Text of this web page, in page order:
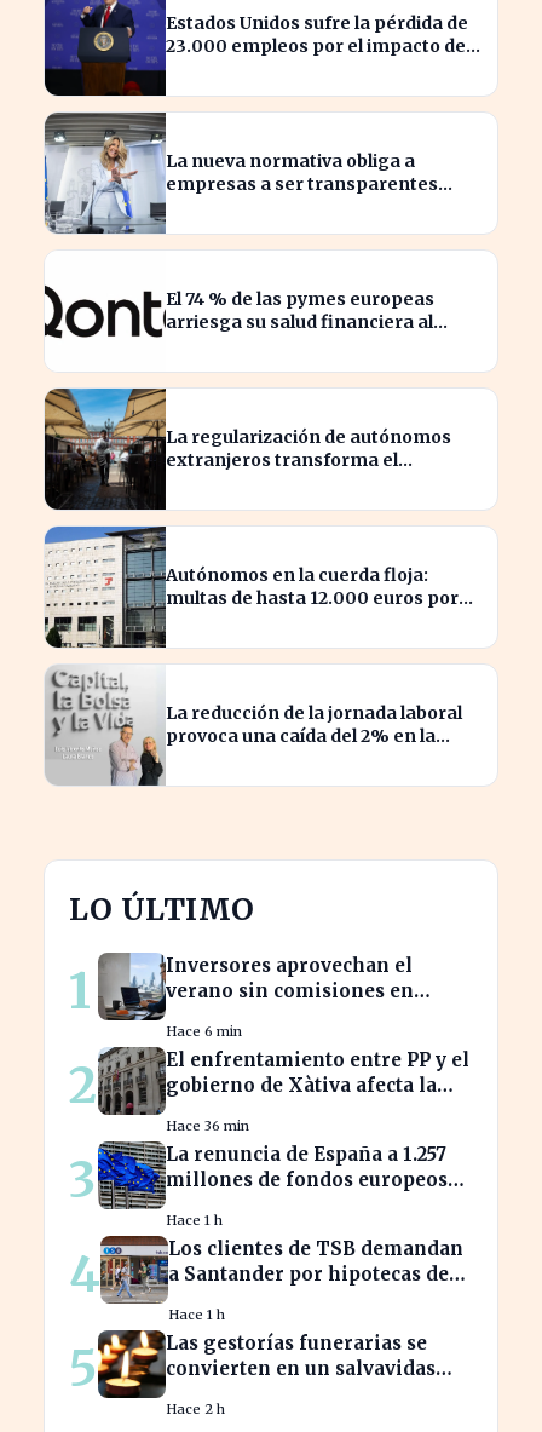
Estados Unidos sufre la pérdida de
23.000 empleos por el impacto de
La nueva normativa obliga a
empresas a ser transparentes
en puestos similares
El 74 % de las pymes europeas
arriesga su salud financiera al
La regularización de autónomos
extranjeros transforma el
Autónomos en la cuerda floja:
multas de hasta 12.000 euros por
La reducción de la jornada laboral
provoca una caída del 2% en la
LO ÚLTIMO
1
Inversores aprovechan el
verano sin comisiones en
significativos en bolsa
internacional
Hace 6 min
2
El enfrentamiento entre PP y el
gobierno de Xàtiva afecta la
Hace 36 min
3
La renuncia de España a 1.257
millones de fondos europeos
Hace 1 h
4
Los clientes de TSB demandan
a Santander por hipotecas de
Hace 1 h
5
Las gestorías funerarias se
convierten en un salvavidas
administrativo tras un
Hace 2 h